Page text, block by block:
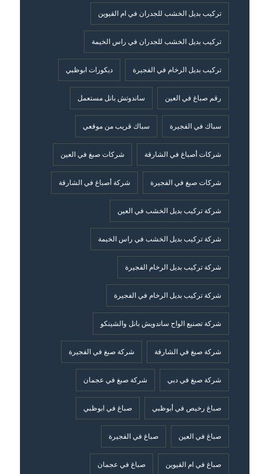
تركيب بديل الخشب للجدران في ام القيوين
تركيب بديل الخشب للجدران في راس الخيمة
تركيب بديل الرخام في الفجيرة ديكورات ابوظبي
رقم صباغ في العين ساندوتش بانل مستعمل
سباك في الفجيرة سباك قريب من موقعي
شركات أصباغ في الشارقة شركات صبغ في العين
شركات صبغ في الفجيرة شركة أصباغ في الشارقة
شركة تركيب بديل الخشب في العين
شركة تركيب بديل الخشب في راس الخيمة
شركة تركيب بديل الرخام الفجيرة
شركة تركيب بديل الرخام في الفجيرة
شركة تصنيع الواح ساندويش بانل والشينكو
شركة صبغ في الشارقة شركة صبغ في الفجيرة
شركة صبغ في دبي شركة صبغ في عجمان
صباغ رخيص في أبوظبي صباغ في ابوظبي
صباغ في العين صباغ في الفجيرة
صباغ في ام القيوين صباغ في عجمان